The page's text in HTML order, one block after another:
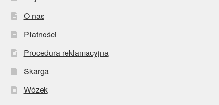
O nas
Płatności
Procedura reklamacyjna
Skarga
Wózek